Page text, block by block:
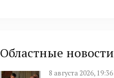
Областные новости
8 августа 2026, 19:36